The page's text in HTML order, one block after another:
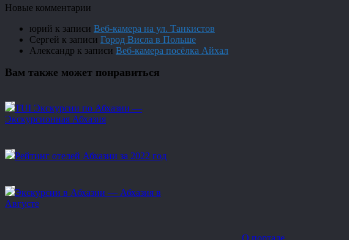
Новые комментарии
юрий к записи Веб-камера на ул. Танкистов
Сергей к записи Город Висла в Польше
Александр к записи Веб-камера посёлка Айхал
Вам также может понравиться
TUI Экскурсии по Абхазии —
Экскурсионная Абхазия
Рейтинг отелей Абхазии за 2022 год
Экскурсии в Абхазии — Абхазия в
Августе